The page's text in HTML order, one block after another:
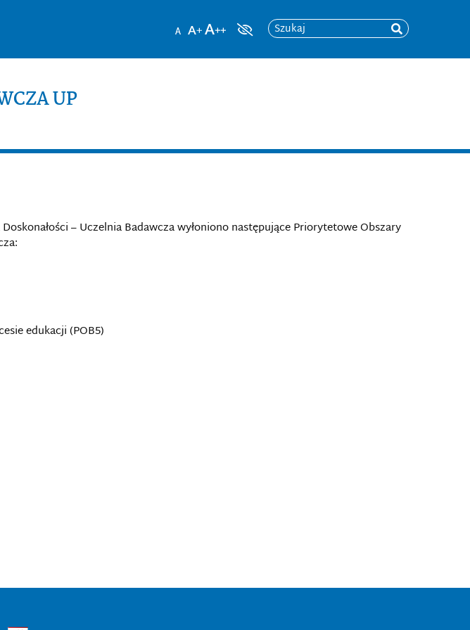
Szukaj
UP
– Uczelnia Badawcza wyłoniono następujące Priorytetowe Obszary
edukacji (POB5)